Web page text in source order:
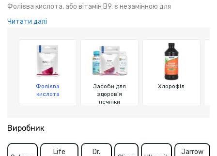
Фолієва кислота, або вітамін B9, є незамінною для
нормального розвитку клітин та тканин. Вона активно сприяє
важливою для підтримки здоров'я, особливо під час
вагітності та для людей, що ведуть активний спосіб життя.
Читати далі
Засоби для
здоров’я
печінки
Хлорофіл
Фолієва
кислота
Виробник
Life
Dr.
Jarrow